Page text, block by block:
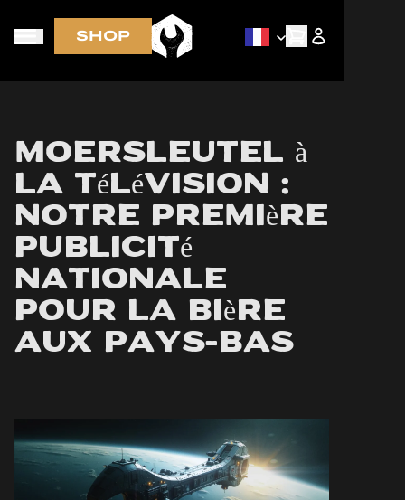
SHOP
LIVRAISON GRATUITE aux Pays-Bas, en Belgique, en
Allemagne et en France pour toute commande
Moersleutel à
la télévision :
notre première
publicité
nationale
pour la bière
aux Pays-Bas